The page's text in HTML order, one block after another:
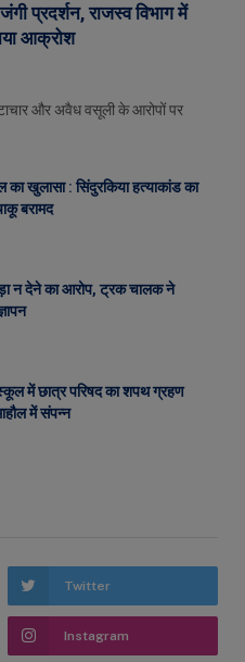
प्रदर्शन, राजस्व विभाग में
आक्रोश
और अवैध वसूली के आरोपों पर
खुलासा : सिंदुरकिया हत्याकांड का
बरामद
न देने का आरोप, ट्रक चालक ने
में छात्र परिषद का शपथ ग्रहण
में संपन्न
Twitter
Instagram